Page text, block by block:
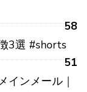
58
3選 #shorts
51
インメール｜